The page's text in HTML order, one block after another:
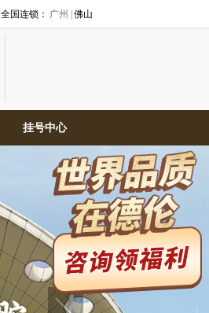
全国连锁： 广州 | 佛山
挂号中心